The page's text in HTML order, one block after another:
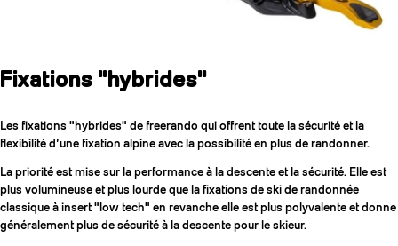
Fixations "hybrides"
Les fixations "hybrides" de freerando qui offrent toute la sécurité et la
flexibilité d’une fixation alpine avec la possibilité en plus de randonner.
La priorité est mise sur la performance à la descente et la sécurité. Elle est
plus volumineuse et plus lourde que la fixations de ski de randonnée
classique à insert "low tech" en revanche elle est plus polyvalente et donne
généralement plus de sécurité à la descente pour le skieur.